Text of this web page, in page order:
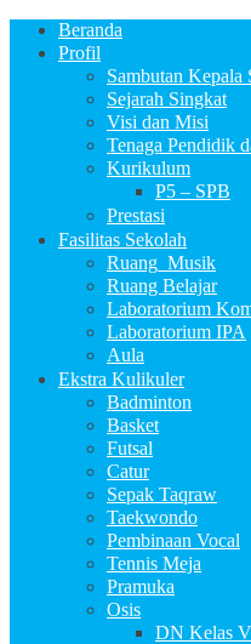
Beranda
Profil
Sambutan Kepala
Sejarah Singkat
Visi dan Misi
Tenaga Pendidik
Kurikulum
P5 – SPB
Prestasi
Fasilitas Sekolah
Ruang_Musik
Ruang Belajar
Laboratorium
Laboratorium IPA
Aula
Ekstra Kulikuler
Badminton
Basket
Futsal
Catur
Sepak Taqraw
Taekwondo
Pembinaan Vocal
Tennis Meja
Pramuka
Osis
DN Kelas